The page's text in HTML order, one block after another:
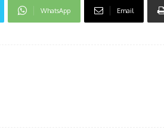
WhatsApp Email